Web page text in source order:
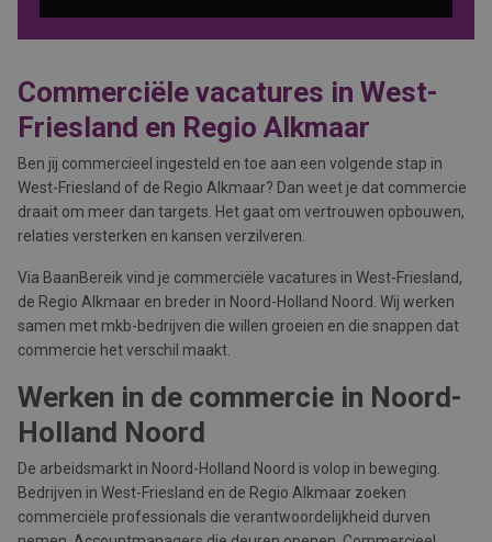
Commerciële vacatures in West-
Friesland en Regio Alkmaar
Ben jij commercieel ingesteld en toe aan een volgende stap in
West-Friesland of de Regio Alkmaar? Dan weet je dat commercie
draait om meer dan targets. Het gaat om vertrouwen opbouwen,
relaties versterken en kansen verzilveren.
Via BaanBereik vind je commerciële vacatures in West-Friesland,
de Regio Alkmaar en breder in Noord-Holland Noord. Wij werken
samen met mkb-bedrijven die willen groeien en die snappen dat
commercie het verschil maakt.
Werken in de commercie in Noord-
Holland Noord
De arbeidsmarkt in Noord-Holland Noord is volop in beweging.
Bedrijven in West-Friesland en de Regio Alkmaar zoeken
commerciële professionals die verantwoordelijkheid durven